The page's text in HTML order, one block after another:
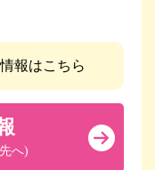
報はこちら
へ)